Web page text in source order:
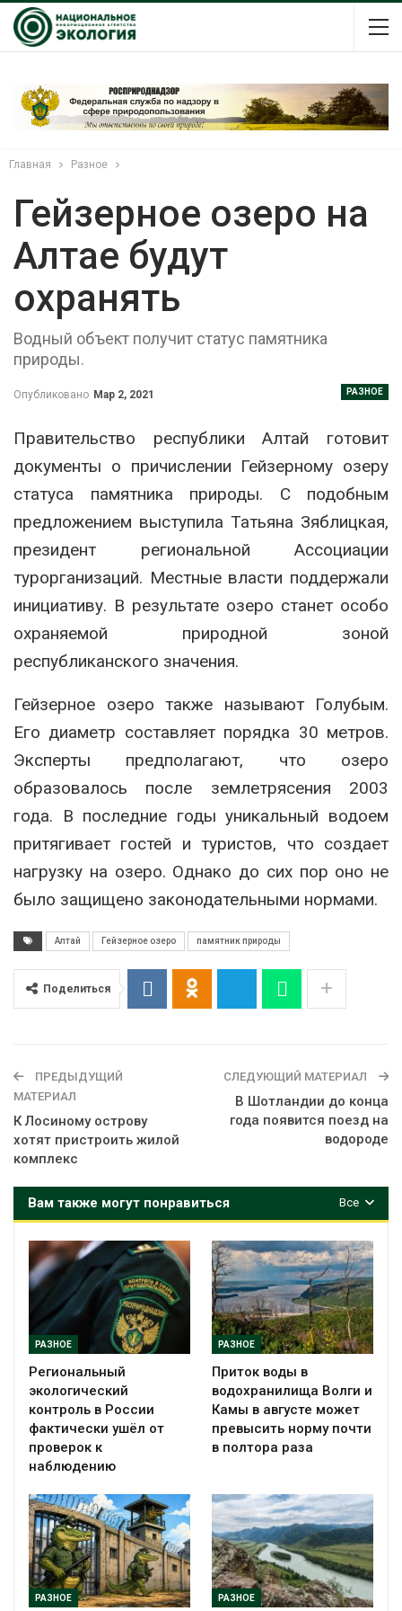
Главная Разное
Гейзерное озеро на
Алтае будут
охранять
Водный объект получит статус памятника
природы.
РАЗНОЕ
Опубликовано Мар 2, 2021
Правительство республики Алтай готовит
документы о причислении Гейзерному озеру
статуса памятника природы. С подобным
предложением выступила Татьяна Зяблицкая,
президент региональной Ассоциации
турорганизаций. Местные власти поддержали
инициативу. В результате озеро станет особо
охраняемой природной зоной
республиканского значения.
Гейзерное озеро также называют Голубым.
Его диаметр составляет порядка 30 метров.
Эксперты предполагают, что озеро
образовалось после землетрясения 2003
года. В последние годы уникальный водоем
притягивает гостей и туристов, что создает
нагрузку на озеро. Однако до сих пор оно не
было защищено законодательными нормами.
Алтай Гейзерное озеро памятник природы
Поделиться
ПРЕДЫДУЩИЙ
МАТЕРИАЛ
К Лосиному острову
хотят пристроить жилой
комплекс
СЛЕДУЮЩИЙ МАТЕРИАЛ
В Шотландии до конца
года появится поезд на
водороде
Все
Вам также могут понравиться
РАЗНОЕ
Региональный
экологический
контроль в России
фактически ушёл от
проверок к
наблюдению
РАЗНОЕ
Приток воды в
водохранилища Волги и
Камы в августе может
превысить норму почти
в полтора раза
РАЗНОЕ РАЗНОЕ